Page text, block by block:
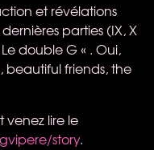
et révélations
parties (IX, X
double G « . Oui,
beautiful friends, the
venez lire le
story.